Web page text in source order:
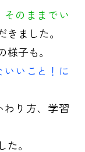
のままでい
ました。
子も。
いこと！に
り方、学習
。